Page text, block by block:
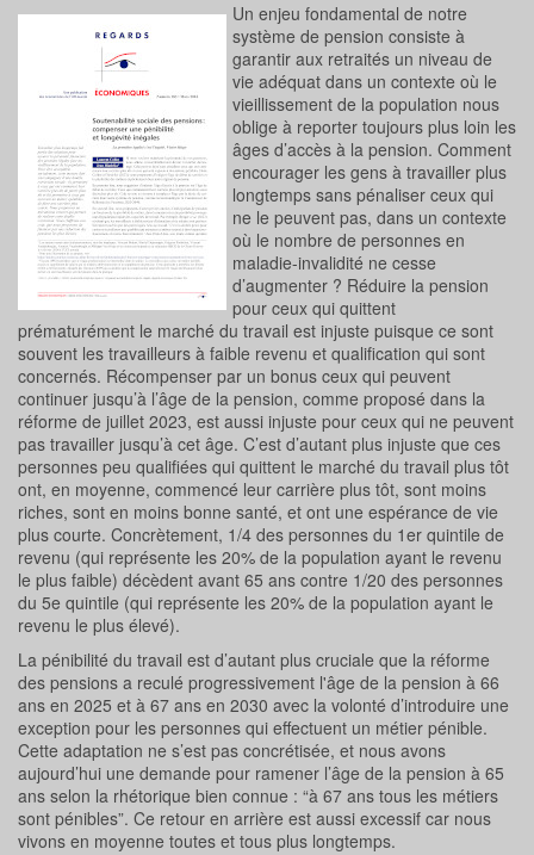
Un enjeu fondamental de notre
système de pension consiste à
garantir aux retraités un niveau de
vie adéquat dans un contexte où le
vieillissement de la population nous
oblige à reporter toujours plus loin les
âges d’accès à la pension. Comment
encourager les gens à travailler plus
longtemps sans pénaliser ceux qui
ne le peuvent pas, dans un contexte
où le nombre de personnes en
maladie-invalidité ne cesse
d’augmenter ? Réduire la pension
pour ceux qui quittent
prématurément le marché du travail est injuste puisque ce sont
souvent les travailleurs à faible revenu et qualification qui sont
concernés. Récompenser par un bonus ceux qui peuvent
continuer jusqu’à l’âge de la pension, comme proposé dans la
réforme de juillet 2023, est aussi injuste pour ceux qui ne peuvent
pas travailler jusqu’à cet âge. C’est d’autant plus injuste que ces
personnes peu qualifiées qui quittent le marché du travail plus tôt
ont, en moyenne, commencé leur carrière plus tôt, sont moins
riches, sont en moins bonne santé, et ont une espérance de vie
plus courte. Concrètement, 1/4 des personnes du 1er quintile de
revenu (qui représente les 20% de la population ayant le revenu
le plus faible) décèdent avant 65 ans contre 1/20 des personnes
du 5e quintile (qui représente les 20% de la population ayant le
revenu le plus élevé).
La pénibilité du travail est d’autant plus cruciale que la réforme
des pensions a reculé progressivement l'âge de la pension à 66
ans en 2025 et à 67 ans en 2030 avec la volonté d’introduire une
exception pour les personnes qui effectuent un métier pénible.
Cette adaptation ne s’est pas concrétisée, et nous avons
aujourd’hui une demande pour ramener l’âge de la pension à 65
ans selon la rhétorique bien connue : “à 67 ans tous les métiers
sont pénibles”. Ce retour en arrière est aussi excessif car nous
vivons en moyenne toutes et tous plus longtemps.